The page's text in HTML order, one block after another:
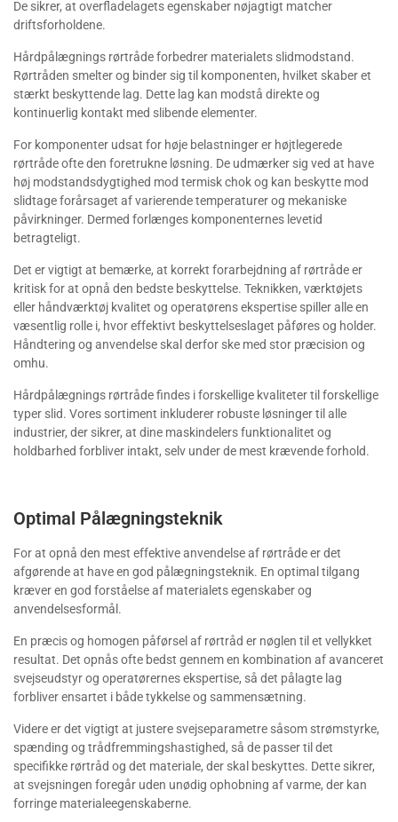
De sikrer, at overfladelagets egenskaber nøjagtigt matcher
driftsforholdene.
Hårdpålægnings rørtråde forbedrer materialets slidmodstand.
Rørtråden smelter og binder sig til komponenten, hvilket skaber et
stærkt beskyttende lag. Dette lag kan modstå direkte og
kontinuerlig kontakt med slibende elementer.
For komponenter udsat for høje belastninger er højtlegerede
rørtråde ofte den foretrukne løsning. De udmærker sig ved at have
høj modstandsdygtighed mod termisk chok og kan beskytte mod
slidtage forårsaget af varierende temperaturer og mekaniske
påvirkninger. Dermed forlænges komponenternes levetid
betragteligt.
Det er vigtigt at bemærke, at korrekt forarbejdning af rørtråde er
kritisk for at opnå den bedste beskyttelse. Teknikken, værktøjets
eller håndværktøj kvalitet og operatørens ekspertise spiller alle en
væsentlig rolle i, hvor effektivt beskyttelseslaget påføres og holder.
Håndtering og anvendelse skal derfor ske med stor præcision og
omhu.
Hårdpålægnings rørtråde findes i forskellige kvaliteter til forskellige
typer slid. Vores sortiment inkluderer robuste løsninger til alle
industrier, der sikrer, at dine maskindelers funktionalitet og
holdbarhed forbliver intakt, selv under de mest krævende forhold.
Optimal Pålægningsteknik
For at opnå den mest effektive anvendelse af rørtråde er det
afgørende at have en god pålægningsteknik. En optimal tilgang
kræver en god forståelse af materialets egenskaber og
anvendelsesformål.
En præcis og homogen påførsel af rørtråd er nøglen til et vellykket
resultat. Det opnås ofte bedst gennem en kombination af avanceret
svejseudstyr og operatørernes ekspertise, så det pålagte lag
forbliver ensartet i både tykkelse og sammensætning.
Videre er det vigtigt at justere svejseparametre såsom strømstyrke,
spænding og trådfremmingshastighed, så de passer til det
specifikke rørtråd og det materiale, der skal beskyttes. Dette sikrer,
at svejsningen foregår uden unødig ophobning af varme, der kan
forringe materialeegenskaberne.